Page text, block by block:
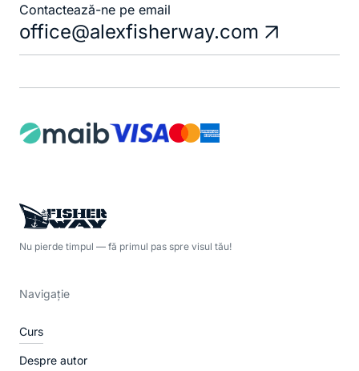
Contactează-ne pe email
office@alexfisherway.com
Nu pierde timpul — fă primul pas spre visul tău!
Navigație
Curs
Despre autor